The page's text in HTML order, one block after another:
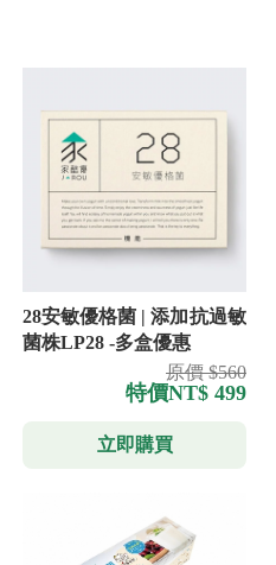
28安敏優格菌 | 添加抗過敏
菌株LP28 -多盒優惠
原價 $560
特價NT$ 499
立即購買